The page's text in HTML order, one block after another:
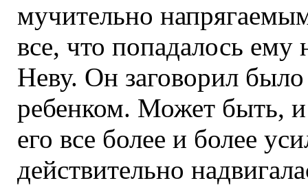
мучительно
все, что попадалось ему
Неву. Он заговорил
ребенком. Может быть, и
его все более и более
действительно